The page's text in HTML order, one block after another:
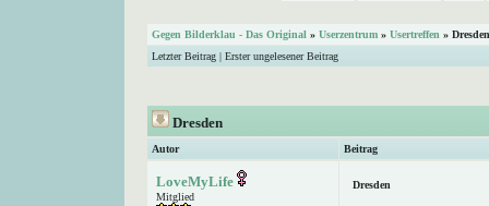
Gegen Bilderklau - Das Original » Userzentrum » Usertreffen » Dresden
Letzter Beitrag | Erster ungelesener Beitrag
Dresden
Autor Beitrag
LoveMyLife
Mitglied
Dresden